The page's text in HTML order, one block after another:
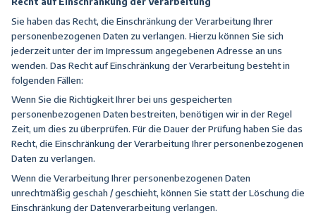
Sie haben das Recht, die Einschränkung der Verarbeitung Ihrer
personenbezogenen Daten zu verlangen. Hierzu können Sie sich
jederzeit unter der im Impressum angegebenen Adresse an uns
wenden. Das Recht auf Einschränkung der Verarbeitung besteht in
folgenden Fällen:
Wenn Sie die Richtigkeit Ihrer bei uns gespeicherten
personenbezogenen Daten bestreiten, benötigen wir in der Regel
Zeit, um dies zu überprüfen. Für die Dauer der Prüfung haben Sie das
Recht, die Einschränkung der Verarbeitung Ihrer personenbezogenen
Daten zu verlangen.
Wenn die Verarbeitung Ihrer personenbezogenen Daten
unrechtmäßig geschah / geschieht, können Sie statt der Löschung die
Einschränkung der Datenverarbeitung verlangen.